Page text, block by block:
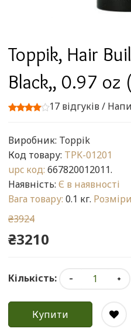
Toppik, Hair
Black,, 0.97 oz
17 відгуків/
Виробник: Toppik
Код товару: TPK-01201
upc код: 667820012011.
Наявність: Є в наявності
Вага товару: 0.1 кг.
₴3924
₴3210
Кількість:
Купити